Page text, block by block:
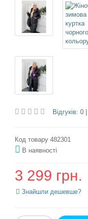
Відгуків: 0
Код товару 482301
В наявності
3 299 грн.
Знайшли дешевше?